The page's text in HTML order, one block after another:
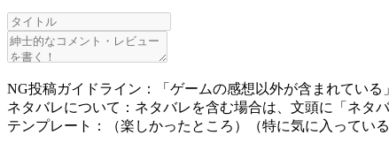
NG投稿ガイドライン：「ゲームの感想以外が含まれてい
ネタバレについて：ネタバレを含む場合は、文頭に「ネタ
テンプレート：（楽しかったところ）（特に気に入ってい